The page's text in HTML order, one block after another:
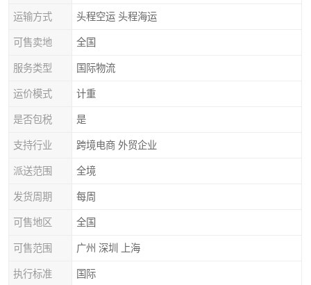
运输方式 头程空运 头程海运
可售卖地 全国
服务类型 国际物流
运价模式 计重
是否包税 是
支持行业 跨境电商 外贸企业
派送范围 全境
发货周期 每周
可售地区 全国
可售范围 广州 深圳 上海
执行标准 国际